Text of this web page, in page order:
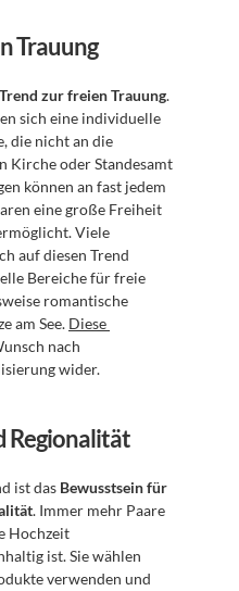
Trauung
Trend zur freien Trauung.
sich eine individuelle
die nicht an die
Kirche oder Standesamt
können an fast jedem
eine große Freiheit
Viele
auf diesen Trend
Bereiche für freie
romantische
am See. Diese
nach
wider.
Regionalität
ist das Bewusstsein für
. Immer mehr Paare
Hochzeit
ist. Sie wählen
verwenden und